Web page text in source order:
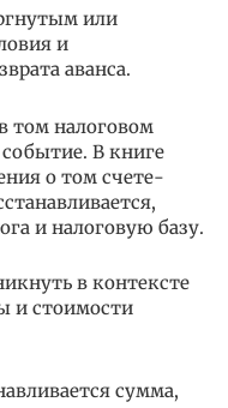
или
и
аванса.
том налоговом
В книге
о том счете-
и налоговую базу.
в контексте
и стоимости
сумма,